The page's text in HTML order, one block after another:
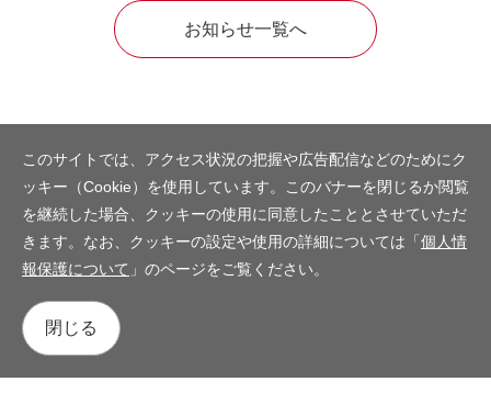
お知らせ一覧へ
このサイトでは、アクセス状況の把握や広告配信などのためにク
ッキー（Cookie）を使用しています。このバナーを閉じるか閲覧
を継続した場合、クッキーの使用に同意したこととさせていただ
きます。なお、クッキーの設定や使用の詳細については「個人情
報保護について 」のページをご覧ください。
閉じる